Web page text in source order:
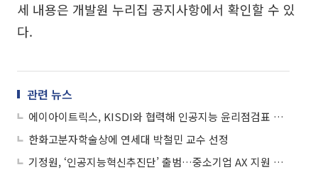
세 내용은 개발원 누리집 공지사항에서 확인할 수 있
다.
관련 뉴스
에이아이트릭스, KISDI와 협력해 인공지능 윤리점검표 발표
한화고분자학술상에 연세대 박철민 교수 선정
기정원, ‘인공지능혁신추진단’ 출범…중소기업 AX 지원 강화